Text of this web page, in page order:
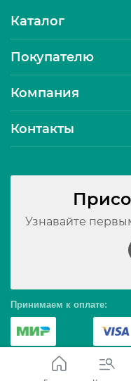
Каталог
Покупателю
Компания
Контакты
Узнавайте
Принимаем к оплате:
© 2010 – 2026